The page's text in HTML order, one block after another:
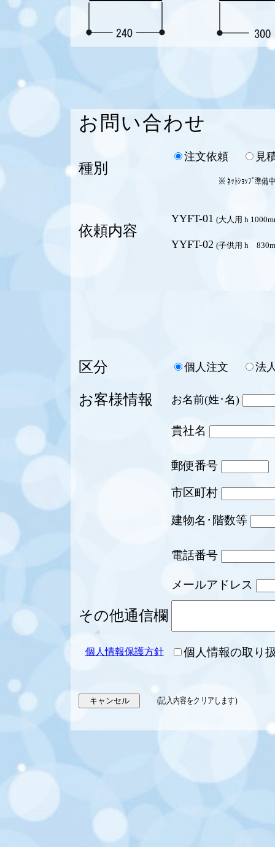
お問い合わせ
種別
注文依頼 見
※ ﾈｯﾄｼｮｯﾌﾟ準備
依頼内容
YYFT-01 (大人用 h
YYFT-02 (子供用 h
区分 個人注文 法
お客様情報 お名前(姓･名)
貴社名
郵便番号
市区町村
建物名･階数等
電話番号
メールアドレス
その他通信欄
個人情報保護方針 個人情報の取り
(記入内容をクリアします)